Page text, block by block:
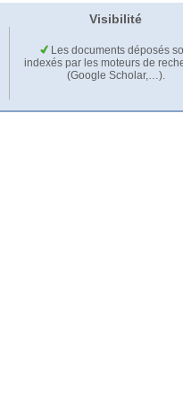
Visibilité
Les documents déposés
indexés par les moteurs de
(Google Scholar,…).